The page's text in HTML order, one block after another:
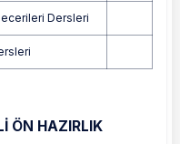
Dersleri
ÖN HAZIRLIK